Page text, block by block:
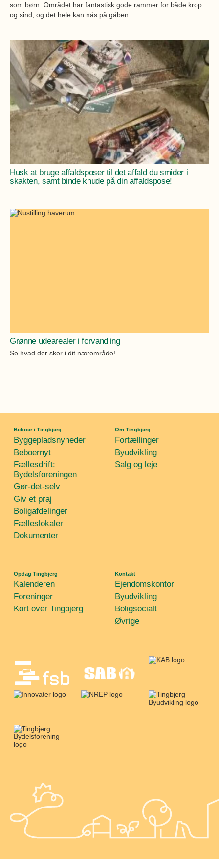
som børn. Området har fantastisk gode rammer for både krop
og sind, og det hele kan nås på gåben.
Husk at bruge affaldsposer til det affald du smider i
skakten, samt binde knude på din affaldspose!
Grønne udearealer i forvandling
Se hvad der sker i dit nærområde!
Beboer i Tingbjerg
Byggepladsnyheder
Beboernyt
Fællesdrift:
Bydelsforeningen
Gør-det-selv
Giv et praj
Boligafdelinger
Fælleslokaler
Dokumenter
Om Tingbjerg
Fortællinger
Byudvikling
Salg og leje
Opdag Tingbjerg
Kalenderen
Foreninger
Kort over Tingbjerg
Kontakt
Ejendomskontor
Byudvikling
Boligsocialt
Øvrige